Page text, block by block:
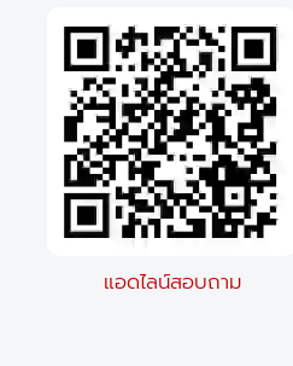
แอดไลน์สอบถาม